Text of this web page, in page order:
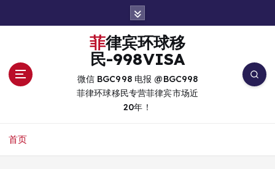
菲律宾环球移
民-998VISA
微信 BGC998 电报 @BGC998
菲律环球移民专营菲律宾市场近
20年！
首页